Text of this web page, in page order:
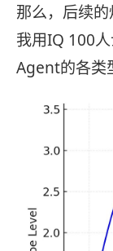
那么，后续的
我用IQ 100
Agent的各类